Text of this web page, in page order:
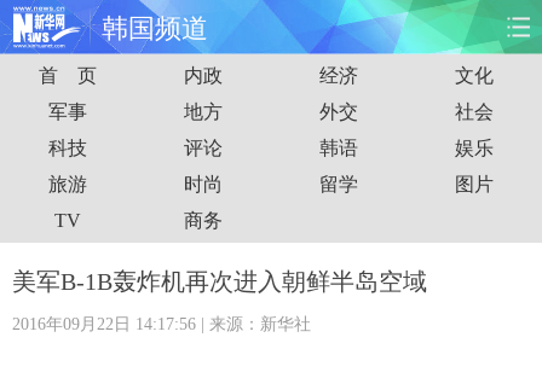
韩国频道
首页 时政 国际 财经
娱乐 体育 人事 教育
时尚 思客
港澳 台湾 华人
科技 能源
首 页 内政 经济
文化
军事
地方 外交
社会
科技
评论 韩语
娱乐
旅游
时尚 留学
图片
TV
商务
美军B-1B轰炸机再次进入朝鲜半岛空域
2016年09月22日 14:17:56 | 来源：新华社